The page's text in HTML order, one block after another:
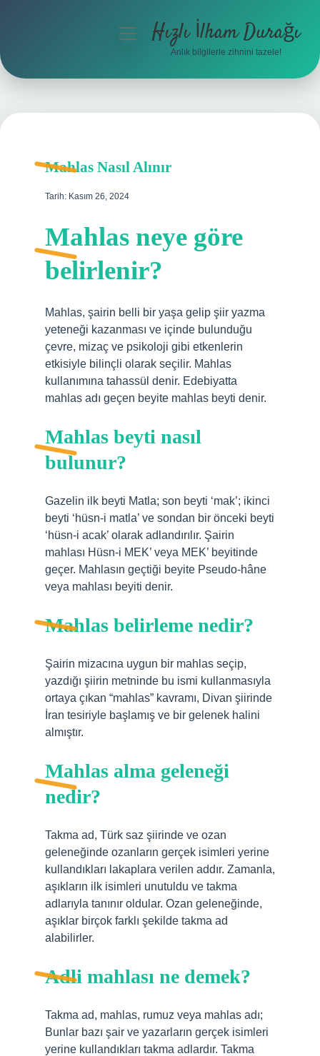
Hakkımızda
menüyüHızlı İlham Durağı
Anlık bilgilerle zihnini tazele!
Mahlas Nasıl Alınır
Tarih: Kasım 26, 2024
Mahlas neye göre
belirlenir?
Mahlas, şairin belli bir yaşa gelip şiir yazma
yeteneği kazanması ve içinde bulunduğu
çevre, mizaç ve psikoloji gibi etkenlerin
etkisiyle bilinçli olarak seçilir. Mahlas
kullanımına tahassül denir. Edebiyatta
mahlas adı geçen beyite mahlas beyti denir.
Mahlas beyti nasıl
bulunur?
Gazelin ilk beyti Matla; son beyti ‘mak’; ikinci
beyti ‘hüsn-i matla’ ve sondan bir önceki beyti
‘hüsn-i acak’ olarak adlandırılır. Şairin
mahlası Hüsn-i MEK’ veya MEK’ beyitinde
geçer. Mahlasın geçtiği beyite Pseudo-hâne
veya mahlası beyiti denir.
Mahlas belirleme nedir?
Şairin mizacına uygun bir mahlas seçip,
yazdığı şiirin metninde bu ismi kullanmasıyla
ortaya çıkan “mahlas” kavramı, Divan şiirinde
İran tesiriyle başlamış ve bir gelenek halini
almıştır.
Mahlas alma geleneği
nedir?
Takma ad, Türk saz şiirinde ve ozan
geleneğinde ozanların gerçek isimleri yerine
kullandıkları lakaplara verilen addır. Zamanla,
aşıkların ilk isimleri unutuldu ve takma
adlarıyla tanınır oldular. Ozan geleneğinde,
aşıklar birçok farklı şekilde takma ad
alabilirler.
Adli mahlası ne demek?
Takma ad, mahlas, rumuz veya mahlas adı;
Bunlar bazı şair ve yazarların gerçek isimleri
yerine kullandıkları takma adlardır. Takma